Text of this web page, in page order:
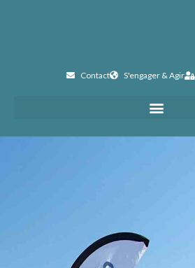
Contact S'engager & Agir